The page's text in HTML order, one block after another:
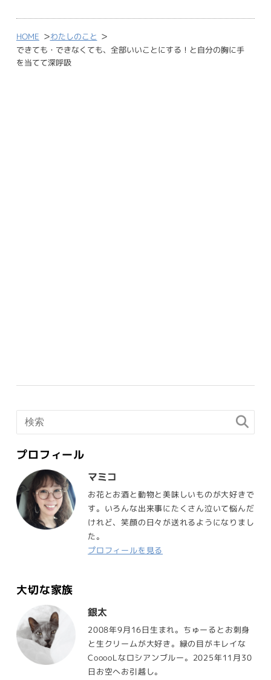
HOME >わたしのこと >
できても・できなくても、全部いいことにする！と自分の胸に手
を当てて深呼吸
プロフィール
マミコ
お花とお酒と動物と美味しいものが大好きで
す。いろんな出来事にたくさん泣いて悩んだ
けれど、笑顔の日々が送れるようになりまし
た。
プロフィールを見る
大切な家族
銀太
2008年9月16日生まれ。ちゅーるとお刺身
と生クリームが大好き。緑の目がキレイな
CooooLなロシアンブルー。2025年11月30
日お空へお引越し。